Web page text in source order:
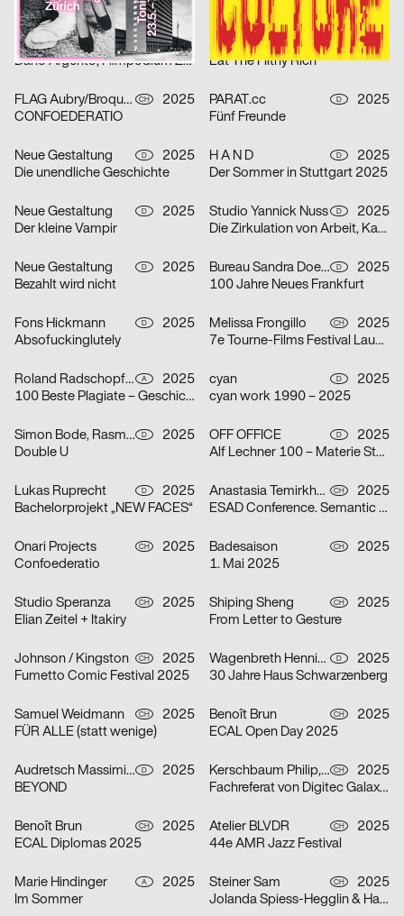
Der Liebhaber – Theater Basel
Die Würde aller Menschen ist unantastbar.
Michel Domeisen, Emily Horrolt, Hannah Klarer CH
2025
Dario Argento, Filmpodium Zürich
Lewin Harnisch D
2025
Eat The Filthy Rich
FLAG Aubry/Broquard CH
2025
CONFOEDERATIO
PARAT.cc D
2025
Fünf Freunde
Neue Gestaltung D
2025
Die unendliche Geschichte
H A N D D
2025
Der Sommer in Stuttgart 2025
Neue Gestaltung D
2025
Der kleine Vampir
Studio Yannick Nuss D
2025
Die Zirkulation von Arbeit, Kapital und Leben als Lieferkette – Alice Creischer & Andreas Siekmann
Neue Gestaltung D
2025
Bezahlt wird nicht
Bureau Sandra Doeller D
2025
100 Jahre Neues Frankfurt
Fons Hickmann D
2025
Absofuckinglutely
Melissa Frongillo CH
2025
7e Tourne-Films Festival Lausanne
Roland Radschopf, Florian Kowatz A
2025
100 Beste Plagiate – Geschichte kopiert sich
cyan D
2025
cyan work 1990 – 2025
Simon Bode, Rasmus von Götz D
2025
Double U
OFF OFFICE D
2025
Alf Lechner 100 – Materie Stahl
Lukas Ruprecht D
2025
Bachelorprojekt „NEW FACES“
Anastasia Temirkhan CH
2025
ESAD Conference. Semantic Shapes
Onari Projects CH
2025
Confoederatio
Badesaison CH
2025
1. Mai 2025
Studio Speranza CH
2025
Elian Zeitel + Itakiry
Shiping Sheng CH
2025
From Letter to Gesture
Johnson / Kingston CH
2025
Fumetto Comic Festival 2025
Wagenbreth Henning D
2025
30 Jahre Haus Schwarzenberg
Samuel Weidmann CH
2025
FÜR ALLE (statt wenige)
Benoît Brun CH
2025
ECAL Open Day 2025
Audretsch Massimiliano D
2025
BEYOND
Kerschbaum Philip, Fawad Qadire CH
2025
Fachreferat von Digitec Galaxus „Fast alles für fast jede*n“
Benoît Brun CH
2025
ECAL Diplomas 2025
Atelier BLVDR CH
2025
44e AMR Jazz Festival
Marie Hindinger A
2025
Im Sommer
Steiner Sam CH
2025
Jolanda Spiess-Hegglin & Hansi Voigt lesen aus „Meistgeklickt“